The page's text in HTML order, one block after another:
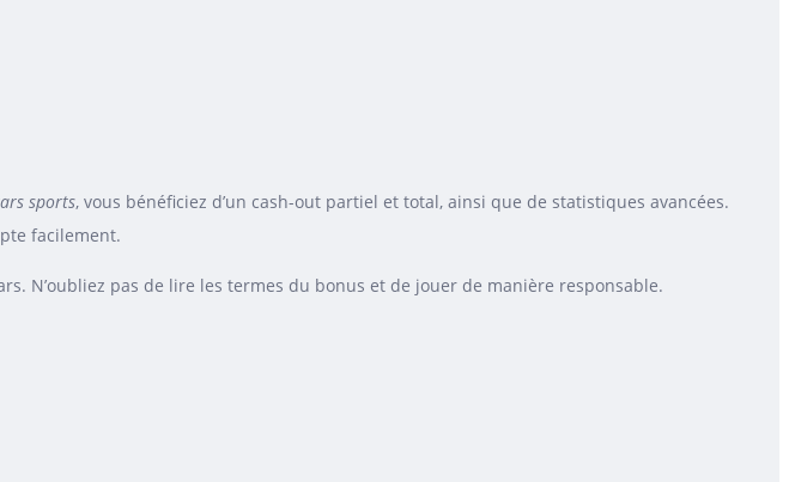
sports, vous bénéficiez d’un cash-out partiel et total, ainsi que de statistiques avancées.
facilement.
N’oubliez pas de lire les termes du bonus et de jouer de manière responsable.